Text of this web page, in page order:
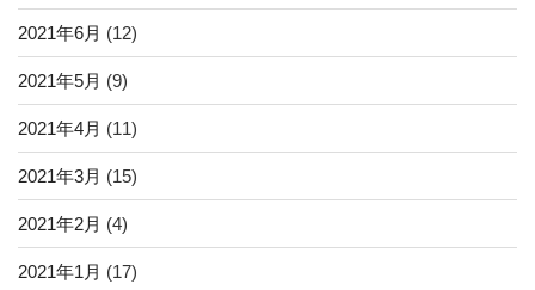
2021年6月 (12)
2021年5月 (9)
2021年4月 (11)
2021年3月 (15)
2021年2月 (4)
2021年1月 (17)